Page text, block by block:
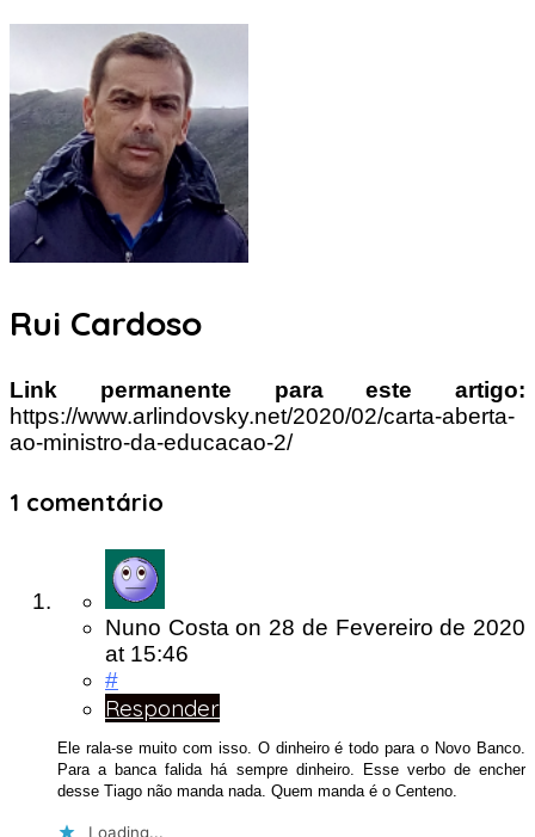
Rui Cardoso
Link permanente para este artigo:
https://www.arlindovsky.net/2020/02/carta-aberta-
ao-ministro-da-educacao-2/
1 comentário
Nuno Costa on 28 de Fevereiro de 2020
at 15:46
#
Responder
Ele rala-se muito com isso. O dinheiro é todo para o Novo Banco.
Para a banca falida há sempre dinheiro. Esse verbo de encher
desse Tiago não manda nada. Quem manda é o Centeno.
Loading...